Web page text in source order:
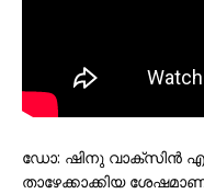
ഡോ: ഷിനു വാക്സിൻ
താഴേക്കാക്കിയ